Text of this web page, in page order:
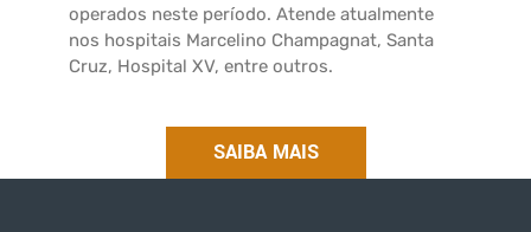
operados neste período. Atende atualmente
nos hospitais Marcelino Champagnat, Santa
Cruz, Hospital XV, entre outros.
SAIBA MAIS